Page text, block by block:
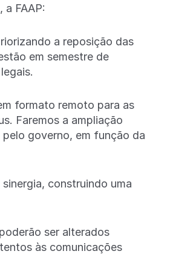
FAAP:
a reposição das
em semestre de
formato remoto para as
Faremos a ampliação
governo, em função da
construindo uma
ser alterados
às comunicações